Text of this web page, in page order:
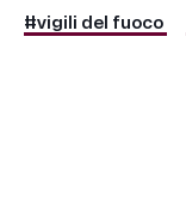
#vigili del fuoco